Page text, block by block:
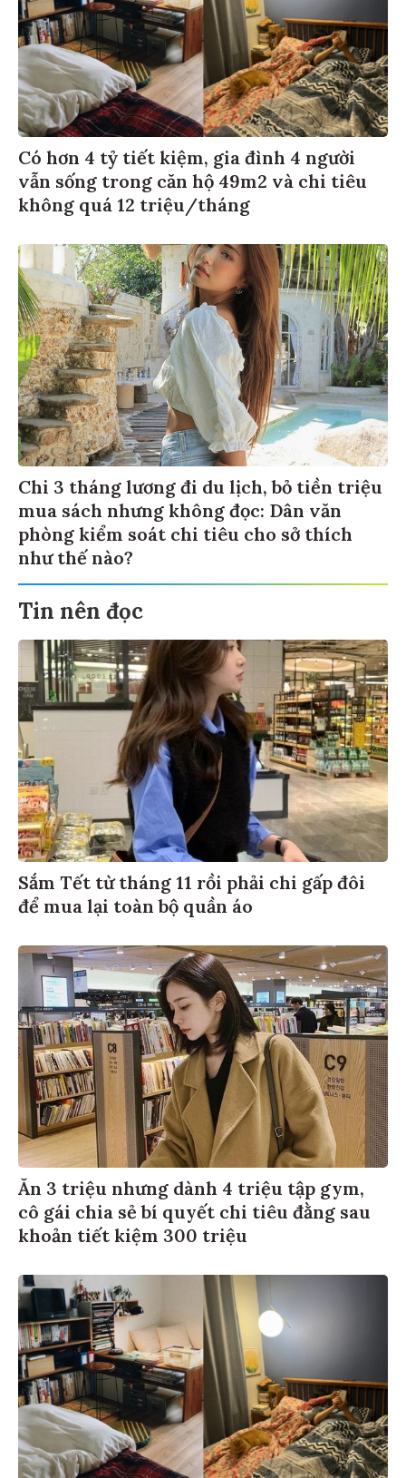
Có hơn 4 tỷ tiết kiệm, gia đình 4 người
vẫn sống trong căn hộ 49m2 và chi tiêu
không quá 12 triệu/tháng
Chi 3 tháng lương đi du lịch, bỏ tiền triệu
mua sách nhưng không đọc: Dân văn
phòng kiểm soát chi tiêu cho sở thích
như thế nào?
Tin nên đọc
Sắm Tết từ tháng 11 rồi phải chi gấp đôi
để mua lại toàn bộ quần áo
Ăn 3 triệu nhưng dành 4 triệu tập gym,
cô gái chia sẻ bí quyết chi tiêu đằng sau
khoản tiết kiệm 300 triệu